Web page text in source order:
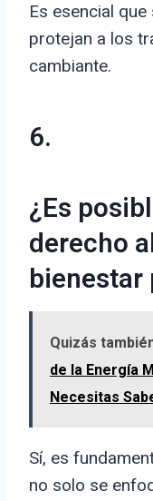
Es esencial
protejan a los
cambiante.
6.
¿Es
derecho
bienestar
Quizás
de la Energía
Necesitas
Sí, es
no solo se